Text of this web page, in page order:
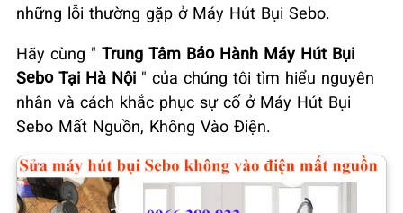
những lỗi thường gặp ở Máy Hút Bụi Sebo.
Hãy cùng " Trung Tâm Bảo Hành Máy Hút Bụi
Sebo Tại Hà Nội " của chúng tôi tìm hiểu nguyên
nhân và cách khắc phục sự cố ở Máy Hút Bụi
Sebo Mất Nguồn, Không Vào Điện.